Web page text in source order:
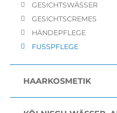
GESICHTSWÄSSER
GESICHTSCREMES
HÄNDEPFLEGE
FUSSPFLEGE
HAARKOSMETIK